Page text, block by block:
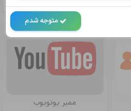
Follow Instagram
ممبر یوتویوب
متوجه شدم